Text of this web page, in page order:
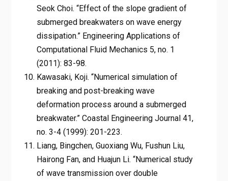
Seok Choi. “Effect of the slope gradient of
submerged breakwaters on wave energy
dissipation.” Engineering Applications of
Computational Fluid Mechanics 5, no. 1
(2011): 83-98.
Kawasaki, Koji. “Numerical simulation of
breaking and post-breaking wave
deformation process around a submerged
breakwater.” Coastal Engineering Journal 41,
no. 3-4 (1999): 201-223.
Liang, Bingchen, Guoxiang Wu, Fushun Liu,
Hairong Fan, and Huajun Li. “Numerical study
of wave transmission over double